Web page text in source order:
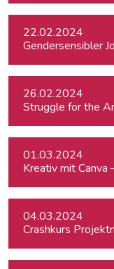
22.02.2024
Gendersensibler
26.02.2024
01.03.2024
Kreativ mit Canva
04.03.2024
Crashkurs